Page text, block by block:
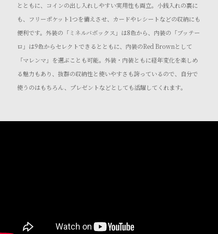
とともに、コインの出し入れしやすい実用性も両立。小銭入れの裏に
も、フリーポケット1つを備えさせ、カードやレシートなどの収納にも
便利です。外装の「ミネルバボックス」は8色から、内装の「ブッテー
ロ」は9色からセレクトできるとともに、内装のRed Brownとして
「マレンマ」を選ぶことも可能。外装・内装ともに経年変化を楽しめ
る魅力もあり、抜群の収納性と使いやすさも誇っているので、自分で
使うのはもちろん、プレゼントなどとしても活躍してくれます。